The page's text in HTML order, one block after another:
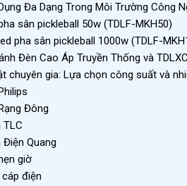
Đa Dạng Trong Môi Trường Công
sân pickleball 50w (TDLF-MKH50)
pha sân pickleball 1000w (TDLF-
Đèn Cao Áp Truyền Thống và
chuyên gia: Lựa chọn công suất và
Đông
TLC
Điện Quang
giờ
cáp điện